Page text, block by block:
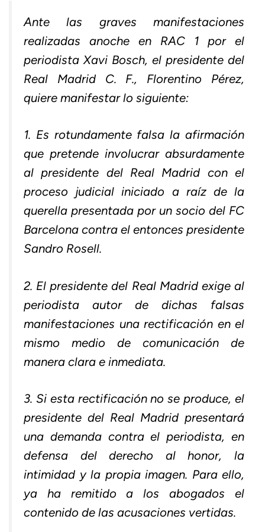
Ante las graves manifestaciones
realizadas anoche en RAC 1 por el
periodista Xavi Bosch, el presidente del
Real Madrid C. F., Florentino Pérez,
quiere manifestar lo siguiente:
1. Es rotundamente falsa la afirmación
que pretende involucrar absurdamente
al presidente del Real Madrid con el
proceso judicial iniciado a raíz de la
querella presentada por un socio del FC
Barcelona contra el entonces presidente
Sandro Rosell.
2. El presidente del Real Madrid exige al
periodista autor de dichas falsas
manifestaciones una rectificación en el
mismo medio de comunicación de
manera clara e inmediata.
3. Si esta rectificación no se produce, el
presidente del Real Madrid presentará
una demanda contra el periodista, en
defensa del derecho al honor, la
intimidad y la propia imagen. Para ello,
ya ha remitido a los abogados el
contenido de las acusaciones vertidas.